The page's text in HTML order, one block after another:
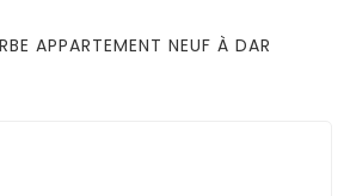
APPARTEMENT NEUF À DAR